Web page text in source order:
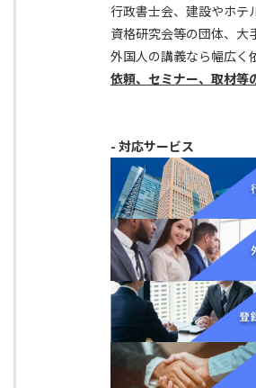
行政書士会、建設やホテ
資格研究会等の団体、大
外国人の講義なら幅広く
依頼、セミナー、取材等
- 対応サービス